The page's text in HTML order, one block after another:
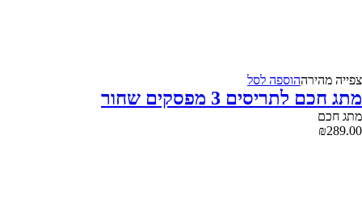
צפייה‬ ‫מהירה‬הוספה לסל
מתג חכם לתריסים 3 מפסקים שחור
מתג חכם
₪289.00